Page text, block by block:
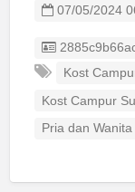
07/05/2024
Listing ID
Kost
Kost Campur
Pria dan Wanita